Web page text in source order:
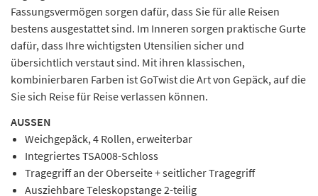
Fassungsvermögen sorgen dafür, dass Sie für alle Reisen
bestens ausgestattet sind. Im Inneren sorgen praktische Gurte
dafür, dass Ihre wichtigsten Utensilien sicher und
übersichtlich verstaut sind. Mit ihren klassischen,
kombinierbaren Farben ist GoTwist die Art von Gepäck, auf die
Sie sich Reise für Reise verlassen können.
AUSSEN
Weichgepäck, 4 Rollen, erweiterbar
Integriertes TSA008-Schloss
Tragegriff an der Oberseite + seitlicher Tragegriff
Ausziehbare Teleskopstange 2-teilig